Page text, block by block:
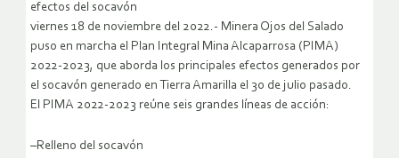
efectos del socavón
viernes 18 de noviembre del 2022.- Minera Ojos del Salado
puso en marcha el Plan Integral Mina Alcaparrosa (PIMA)
2022-2023, que aborda los principales efectos generados por
el socavón generado en Tierra Amarilla el 30 de julio pasado.
El PIMA 2022-2023 reúne seis grandes líneas de acción:
–Relleno del socavón